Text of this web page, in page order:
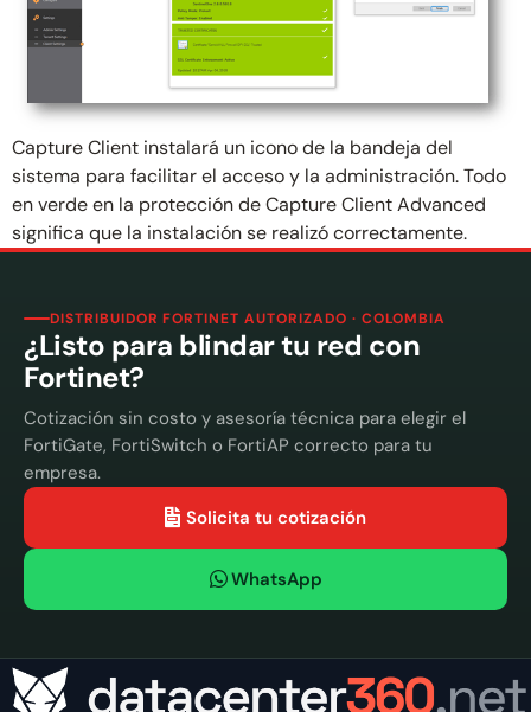
Capture Client instalará un icono de la bandeja del
sistema para facilitar el acceso y la administración. Todo
en verde en la protección de Capture Client Advanced
significa que la instalación se realizó correctamente.
DISTRIBUIDOR FORTINET AUTORIZADO · COLOMBIA
¿Listo para blindar tu red con
Fortinet?
Cotización sin costo y asesoría técnica para elegir el
FortiGate, FortiSwitch o FortiAP correcto para tu
empresa.
Solicita tu cotización
WhatsApp